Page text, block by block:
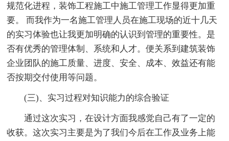
规范化进程，装饰工程施工中施工管理工作显得更加重
要。 而我作为一名施工管理人员在施工现场的近十几天
的实习体验也让我更加明确的认识到管理的重要性。是
否有优秀的管理体制、系统和人才。便关系到建筑装饰
企业团队的施工质量、进度、安全、成本、效益还有能
否按期交付使用等问题。
(三)、实习过程对知识能力的综合验证
通过这次实习，在设计方面我感觉自己有了一定的
收获。这次实习主要是为了我们今后在工作及业务上能